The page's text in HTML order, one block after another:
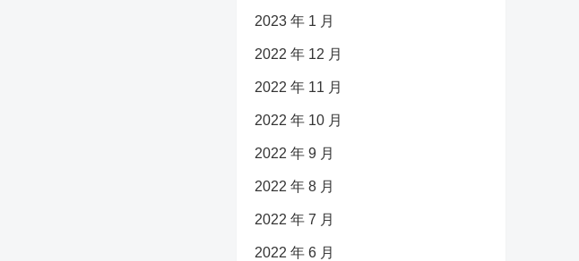
2023 年 1 月
2022 年 12 月
2022 年 11 月
2022 年 10 月
2022 年 9 月
2022 年 8 月
2022 年 7 月
2022 年 6 月